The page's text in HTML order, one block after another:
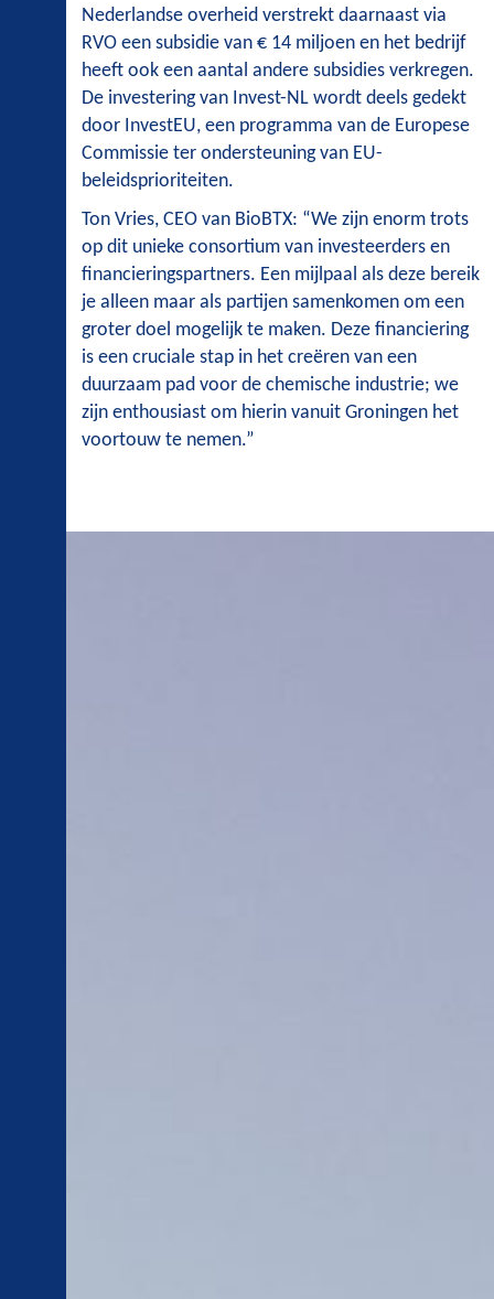
Nederlandse overheid verstrekt daarnaast via
RVO een subsidie van € 14 miljoen en het bedrijf
heeft ook een aantal andere subsidies verkregen.
De investering van Invest-NL wordt deels gedekt
door InvestEU, een programma van de Europese
Commissie ter ondersteuning van EU-
beleidsprioriteiten.
Ton Vries, CEO van BioBTX: “We zijn enorm trots
op dit unieke consortium van investeerders en
financieringspartners. Een mijlpaal als deze bereik
je alleen maar als partijen samenkomen om een
groter doel mogelijk te maken. Deze financiering
is een cruciale stap in het creëren van een
duurzaam pad voor de chemische industrie; we
zijn enthousiast om hierin vanuit Groningen het
voortouw te nemen.”